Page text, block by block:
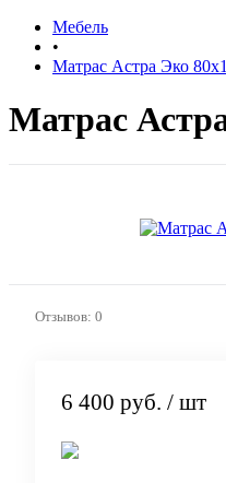
Мебель
•
Матрас Астра Эко
Матрас
Отзывов: 0
6 400 руб. / шт